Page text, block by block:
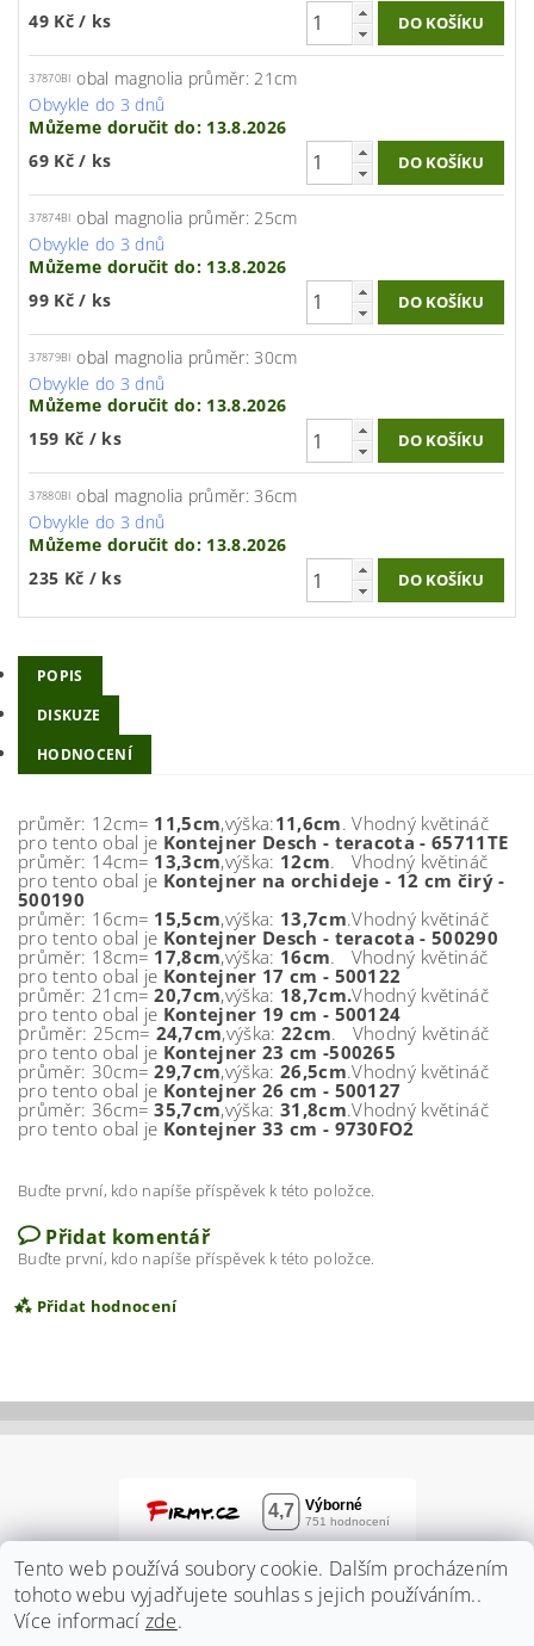
49 Kč/ ks
37870BI obal magnolia průměr: 21cm
Obvykle do 3 dnů
Můžeme doručit do: 13.8.2026
69 Kč/ ks
37874BI obal magnolia průměr: 25cm
Obvykle do 3 dnů
Můžeme doručit do: 13.8.2026
99 Kč/ ks
37879BI obal magnolia průměr: 30cm
Obvykle do 3 dnů
Můžeme doručit do: 13.8.2026
159 Kč / ks
37880BI
obal magnolia průměr: 36cm
Obvykle do 3 dnů
Můžeme doručit do: 13.8.2026
235 Kč / ks
POPIS
DISKUZE
HODNOCENÍ
průměr: 12cm= 11,5cm,výška:11,6cm. Vhodný květináč
pro tento obal je Kontejner Desch - teracota - 65711TE
průměr: 14cm= 13,3cm,výška: 12cm. Vhodný květináč
pro tento obal je Kontejner na orchideje - 12 cm čirý -
500190
průměr: 16cm= 15,5cm,výška: 13,7cm.Vhodný květináč
pro tento obal je Kontejner Desch - teracota - 500290
průměr: 18cm= 17,8cm,výška: 16cm. Vhodný květináč
pro tento obal je Kontejner 17 cm - 500122
průměr: 21cm=20,7cm,výška: 18,7cm.Vhodný květináč
pro tento obal je Kontejner 19 cm - 500124
průměr: 25cm= 24,7cm,výška: 22cm. Vhodný květináč
pro tento obal je Kontejner 23 cm -500265
průměr: 30cm=29,7cm,výška: 26,5cm.Vhodný květináč
pro tento obal je Kontejner 26 cm - 500127
průměr: 36cm=35,7cm,výška: 31,8cm.Vhodný květináč
pro tento obal je Kontejner 33 cm - 9730FO2
Buďte první, kdo napíše příspěvek k této položce.
Přidat komentář
Buďte první, kdo napíše příspěvek k této položce.
Přidat hodnocení
Tento web používá soubory cookie. Dalším procházením
tohoto webu vyjadřujete souhlas s jejich používáním..
Více informací zde.